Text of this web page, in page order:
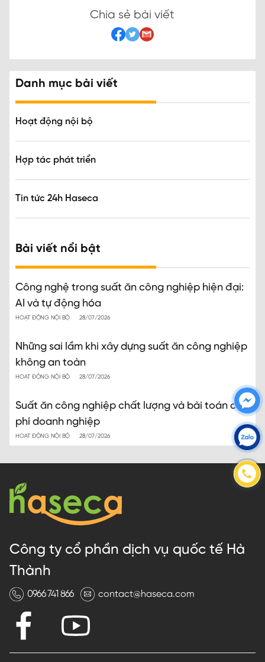
Chia sẻ bài viết
Danh mục bài viết
Hoạt động nội bộ
Hợp tác phát triển
Tin tức 24h Haseca
Bài viết nổi bật
Công nghệ trong suất ăn công nghiệp hiện đại:
AI và tự động hóa
HOẠT ĐỘNG NỘI BỘ 28/07/2026
Những sai lầm khi xây dựng suất ăn công nghiệp
không an toàn
HOẠT ĐỘNG NỘI BỘ 28/07/2026
Suất ăn công nghiệp chất lượng và bài toán chi
phí doanh nghiệp
HOẠT ĐỘNG NỘI BỘ 28/07/2026
Công ty cổ phần dịch vụ quốc tế Hà
Thành
0966 741 866 contact@haseca.com